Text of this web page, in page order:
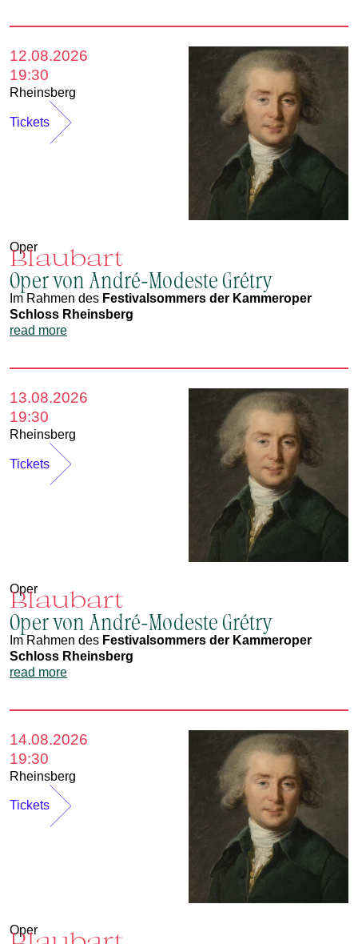
12.08.2026
19:30
Rheinsberg
Tickets
Oper
Blaubart
Oper von André-Modeste Grétry
Im Rahmen des Festivalsommers der Kammeroper
Schloss Rheinsberg
read more
13.08.2026
19:30
Rheinsberg
Tickets
Oper
Blaubart
Oper von André-Modeste Grétry
Im Rahmen des Festivalsommers der Kammeroper
Schloss Rheinsberg
read more
14.08.2026
19:30
Rheinsberg
Tickets
Oper